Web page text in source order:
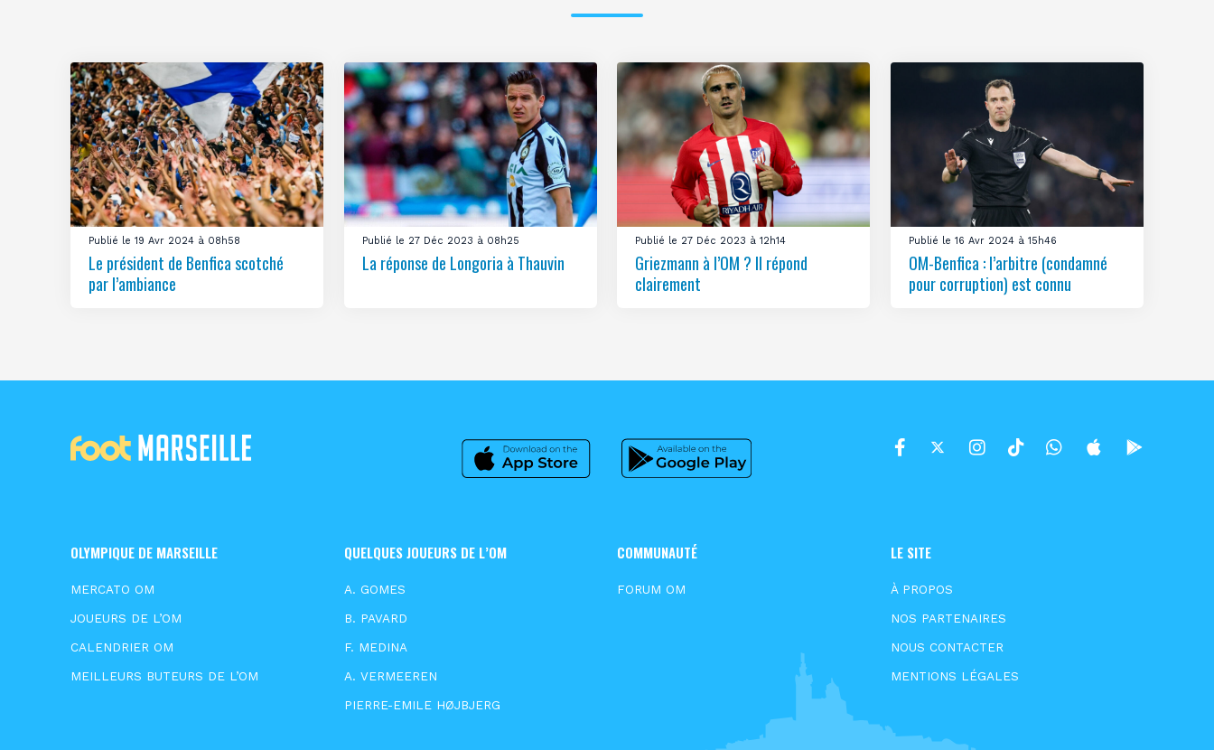
Publié le 19 Avr 2024 à 08h58
Le président de Benfica scotché
par l’ambiance
Publié le 27 Déc 2023 à 08h25
La réponse de Longoria à Thauvin
Publié le 27 Déc 2023 à 12h14
Griezmann à l’OM ? Il répond
clairement
Publié le 16 Avr 2024 à 15h46
OM-Benfica : l’arbitre (condamné
pour corruption) est connu
OLYMPIQUE DE MARSEILLE
MERCATO OM
JOUEURS DE L’OM
CALENDRIER OM
MEILLEURS BUTEURS DE L’OM
QUELQUES JOUEURS DE L’OM
A. GOMES
B. PAVARD
F. MEDINA
A. VERMEEREN
PIERRE-EMILE HØJBJERG
COMMUNAUTÉ
FORUM OM
LE SITE
À PROPOS
NOS PARTENAIRES
NOUS CONTACTER
MENTIONS LÉGALES